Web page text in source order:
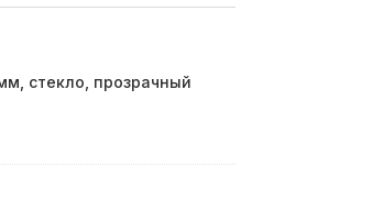
стекло, прозрачный